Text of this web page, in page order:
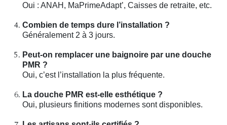
Oui : ANAH, MaPrimeAdapt’, Caisses de retraite, etc.
Combien de temps dure l’installation ?
Généralement 2 à 3 jours.
Peut-on remplacer une baignoire par une douche
PMR ?
Oui, c’est l’installation la plus fréquente.
La douche PMR est-elle esthétique ?
Oui, plusieurs finitions modernes sont disponibles.